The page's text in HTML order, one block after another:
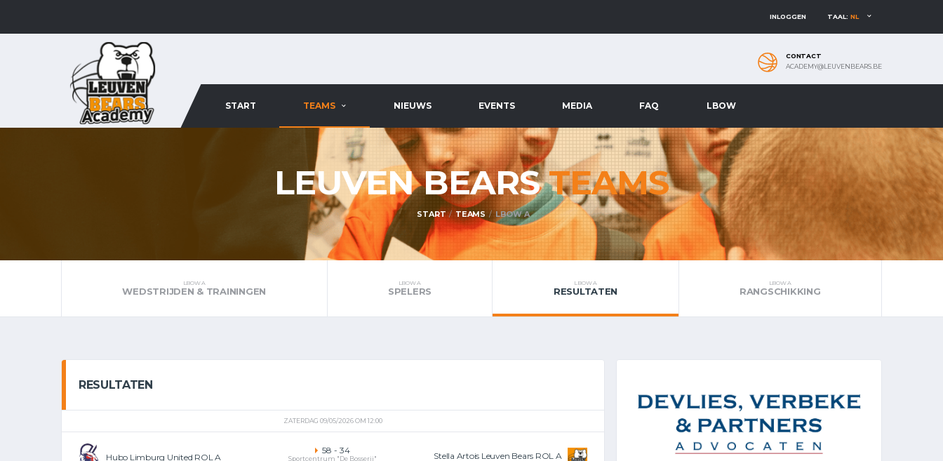
INLOGGEN TAAL: NL
CONTACT
ACADEMY@LEUVENBEARS.BE
START TEAMS NIEUWS EVENTS MEDIA FAQ LBOW
LEUVEN BEARSTEAMS
START TEAMS LBOW A
LBOW A
WEDSTRIJDEN & TRAININGEN
LBOW A
SPELERS
LBOW A
RESULTATEN
LBOW A
RANGSCHIKKING
RESULTATEN
ZATERDAG 09/05/2026 OM 12:00
Hubo Limburg United ROL A
58 -34
Sportcentrum "De Bosserij"
Stella Artois Leuven Bears ROL A